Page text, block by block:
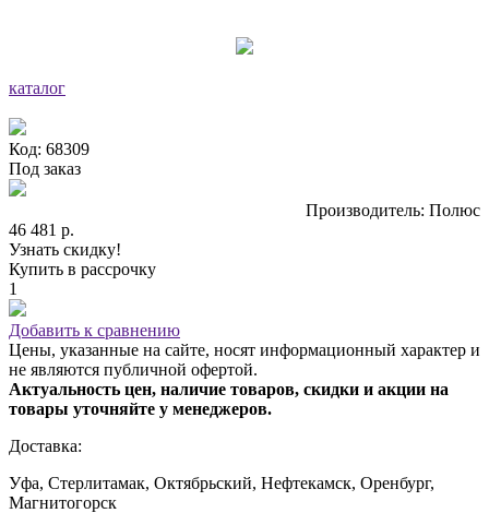
каталог
Код: 68309
Под заказ
Производитель: Полюс
46 481 р.
Узнать скидку!
Купить в рассрочку
1
Добавить к сравнению
Цены, указанные на сайте, носят информационный характер и
не являются публичной офертой.
Актуальность цен, наличие товаров, скидки и акции на
товары уточняйте у менеджеров.
Доставка:
Уфа, Стерлитамак, Октябрьский, Нефтекамск, Оренбург,
Магнитогорск